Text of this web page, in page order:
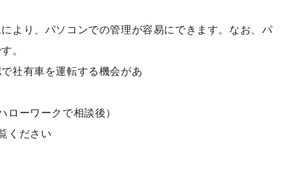
より、パソコンでの管理が容易にできます。なお、パ
。
社有車を運転する機会があ
ーワークで相談後）
ください